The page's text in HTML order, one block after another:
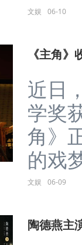
文娱 06-10
《主角
近日
学奖
角》
的戏
文娱 06-09
陶德燕主